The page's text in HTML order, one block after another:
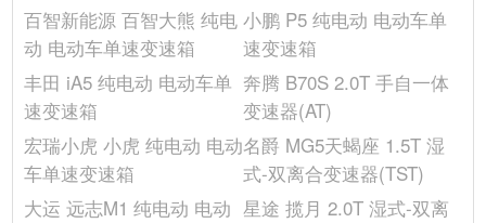
座位数(个)
6
整备质量(kg)
发动机
排量(mL)
1997
4
缸体材料
铝合金
百智新能源 百智大熊 纯电
动 电动车单速变速箱
小鹏 P5 纯电动 电动车单
速变速箱
丰田 iA5 纯电动 电动车单
速变速箱
奔腾 B70S 2.0T 手自一体
变速器(AT)
宏瑞小虎 小虎 纯电动 电动
车单速变速箱
名爵 MG5天蝎座 1.5T 湿
式-双离合变速器(TST)
大运 远志M1 纯电动 电动 星途 揽月 2.0T 湿式-双离